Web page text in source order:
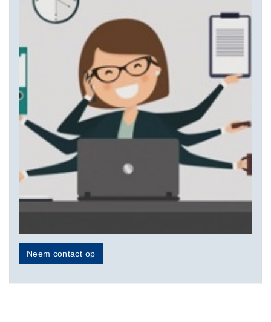
Neem contact op